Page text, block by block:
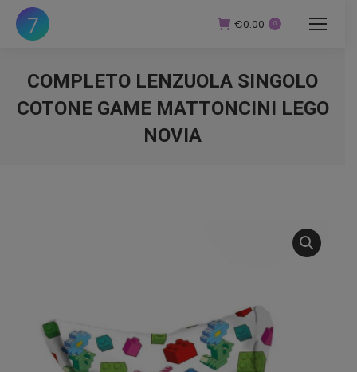
€0.00 0
COMPLETO LENZUOLA SINGOLO
COTONE GAME MATTONCINI LEGO
NOVIA